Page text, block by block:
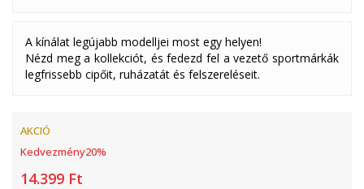
A kínálat legújabb modelljei most egy helyen!
Nézd meg a kollekciót, és fedezd fel a vezető sportmárkák
legfrissebb cipőit, ruházatát és felszereléseit.
AKCIÓ
Kedvezmény20%
14.399 Ft